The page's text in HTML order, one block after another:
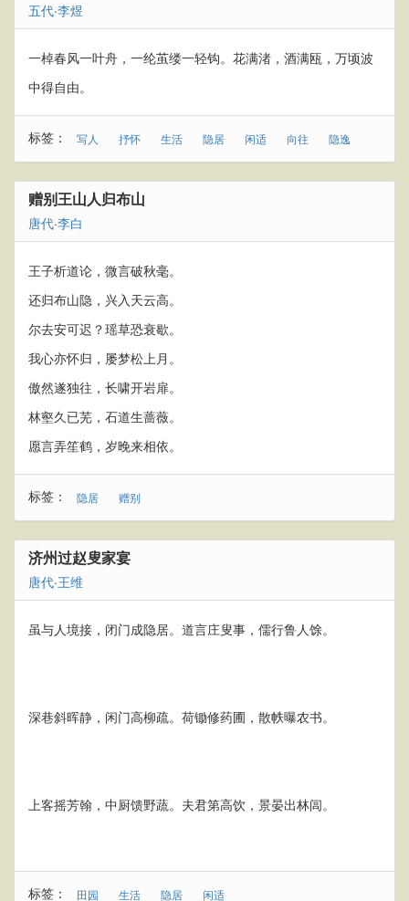
五代·李煜
一棹春风一叶舟，一纶茧缕一轻钩。花满渚，酒满瓯，万顷波
中得自由。
标签： 写人 抒怀 生活 隐居 闲适 向往 隐逸
赠别王山人归布山
唐代·李白
王子析道论，微言破秋毫。
还归布山隐，兴入天云高。
尔去安可迟？瑶草恐衰歇。
我心亦怀归，屡梦松上月。
傲然遂独往，长啸开岩扉。
林壑久已芜，石道生蔷薇。
愿言弄笙鹤，岁晚来相依。
标签： 隐居 赠别
济州过赵叟家宴
唐代·王维
虽与人境接，闭门成隐居。道言庄叟事，儒行鲁人馀。
深巷斜晖静，闲门高柳疏。荷锄修药圃，散帙曝农书。
上客摇芳翰，中厨馈野蔬。夫君第高饮，景晏出林闾。
标签： 田园 生活 隐居 闲适